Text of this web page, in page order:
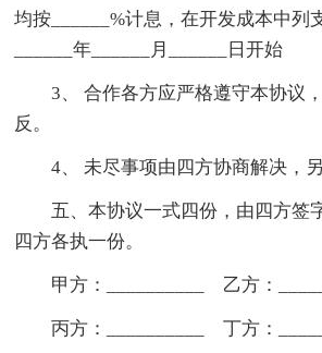
均按______%计息，在开发成本中列
______年______月______日开始
3、 合作各方应严格遵守本协议，
反。
4、 未尽事项由四方协商解决，另
五、本协议一式四份，由四方签字
四方各执一份。
甲方：__________ 乙方：
丙方：__________ 丁方：